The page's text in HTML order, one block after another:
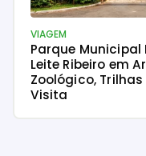
VIAGEM
Parque Municipal
Leite Ribeiro em
Zoológico,
Visita